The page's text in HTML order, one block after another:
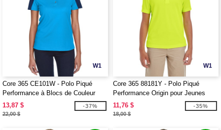
W1
Core 365 CE101W - Polo Piqué
Performance à Blocs de Couleur
pour Femmes Balance
13,87 $
22,00 $
-37%
W1
Core 365 88181Y - Polo Piqué
Performance Origin pour Jeunes
11,76 $
18,00 $
-35%